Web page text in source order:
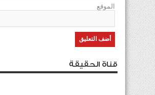
الموقع
قناة الحقيقة